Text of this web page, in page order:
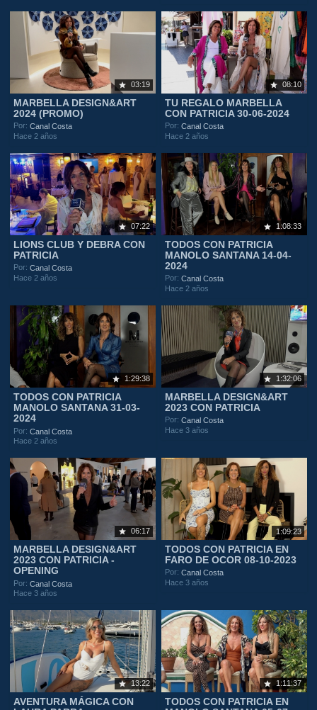
03:19
MARBELLA DESIGN&ART
2024 (PROMO)
Por:Canal Costa
Hace 2 años
08:10
TU REGALO MARBELLA
CON PATRICIA 30-06-2024
Por:Canal Costa
Hace 2 años
07:22
LIONS CLUB Y DEBRA CON
PATRICIA
Por:Canal Costa
Hace 2 años
1:08:33
TODOS CON PATRICIA
MANOLO SANTANA 14-04-
2024
Por:Canal Costa
Hace 2 años
1:29:38
TODOS CON PATRICIA
MANOLO SANTANA 31-03-
2024
Por:Canal Costa
Hace 2 años
1:32:06
MARBELLA DESIGN&ART
2023 CON PATRICIA
Por:Canal Costa
Hace 3 años
06:17
MARBELLA DESIGN&ART
2023 CON PATRICIA -
OPENING
Por:Canal Costa
Hace 3 años
1:09:23
TODOS CON PATRICIA EN
FARO DE OCOR 08-10-2023
Por:Canal Costa
Hace 3 años
13:22
AVENTURA MÁGICA CON
1:11:37
TODOS CON PATRICIA EN